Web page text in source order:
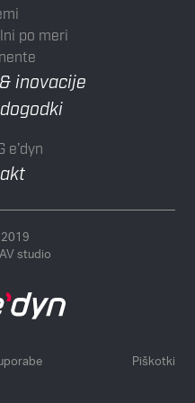
po meri
inovacije
e’dyn
2019
AV studio
Piškotki